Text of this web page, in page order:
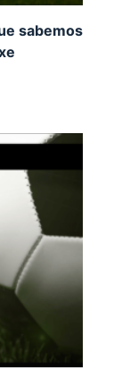
sabemos